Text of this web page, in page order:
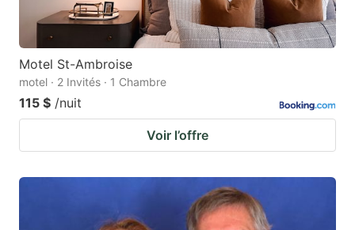
Motel St-Ambroise
motel · 2 Invités · 1 Chambre
115 $ /nuit
Voir l’offre